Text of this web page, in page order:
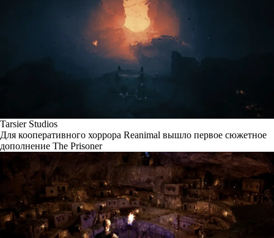
Tarsier Studios
Для кооперативного хоррора Reanimal вышло первое сюжетное
дополнение The Prisoner